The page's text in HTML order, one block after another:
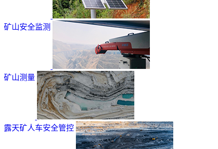
矿山安全监测
矿山测量
露天矿人车安全管控